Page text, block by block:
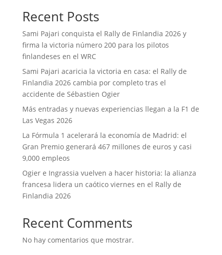
Recent Posts
Sami Pajari conquista el Rally de Finlandia 2026 y
firma la victoria número 200 para los pilotos
finlandeses en el WRC
Sami Pajari acaricia la victoria en casa: el Rally de
Finlandia 2026 cambia por completo tras el
accidente de Sébastien Ogier
Más entradas y nuevas experiencias llegan a la F1 de
Las Vegas 2026
La Fórmula 1 acelerará la economía de Madrid: el
Gran Premio generará 467 millones de euros y casi
9,000 empleos
Ogier e Ingrassia vuelven a hacer historia: la alianza
francesa lidera un caótico viernes en el Rally de
Finlandia 2026
Recent Comments
No hay comentarios que mostrar.